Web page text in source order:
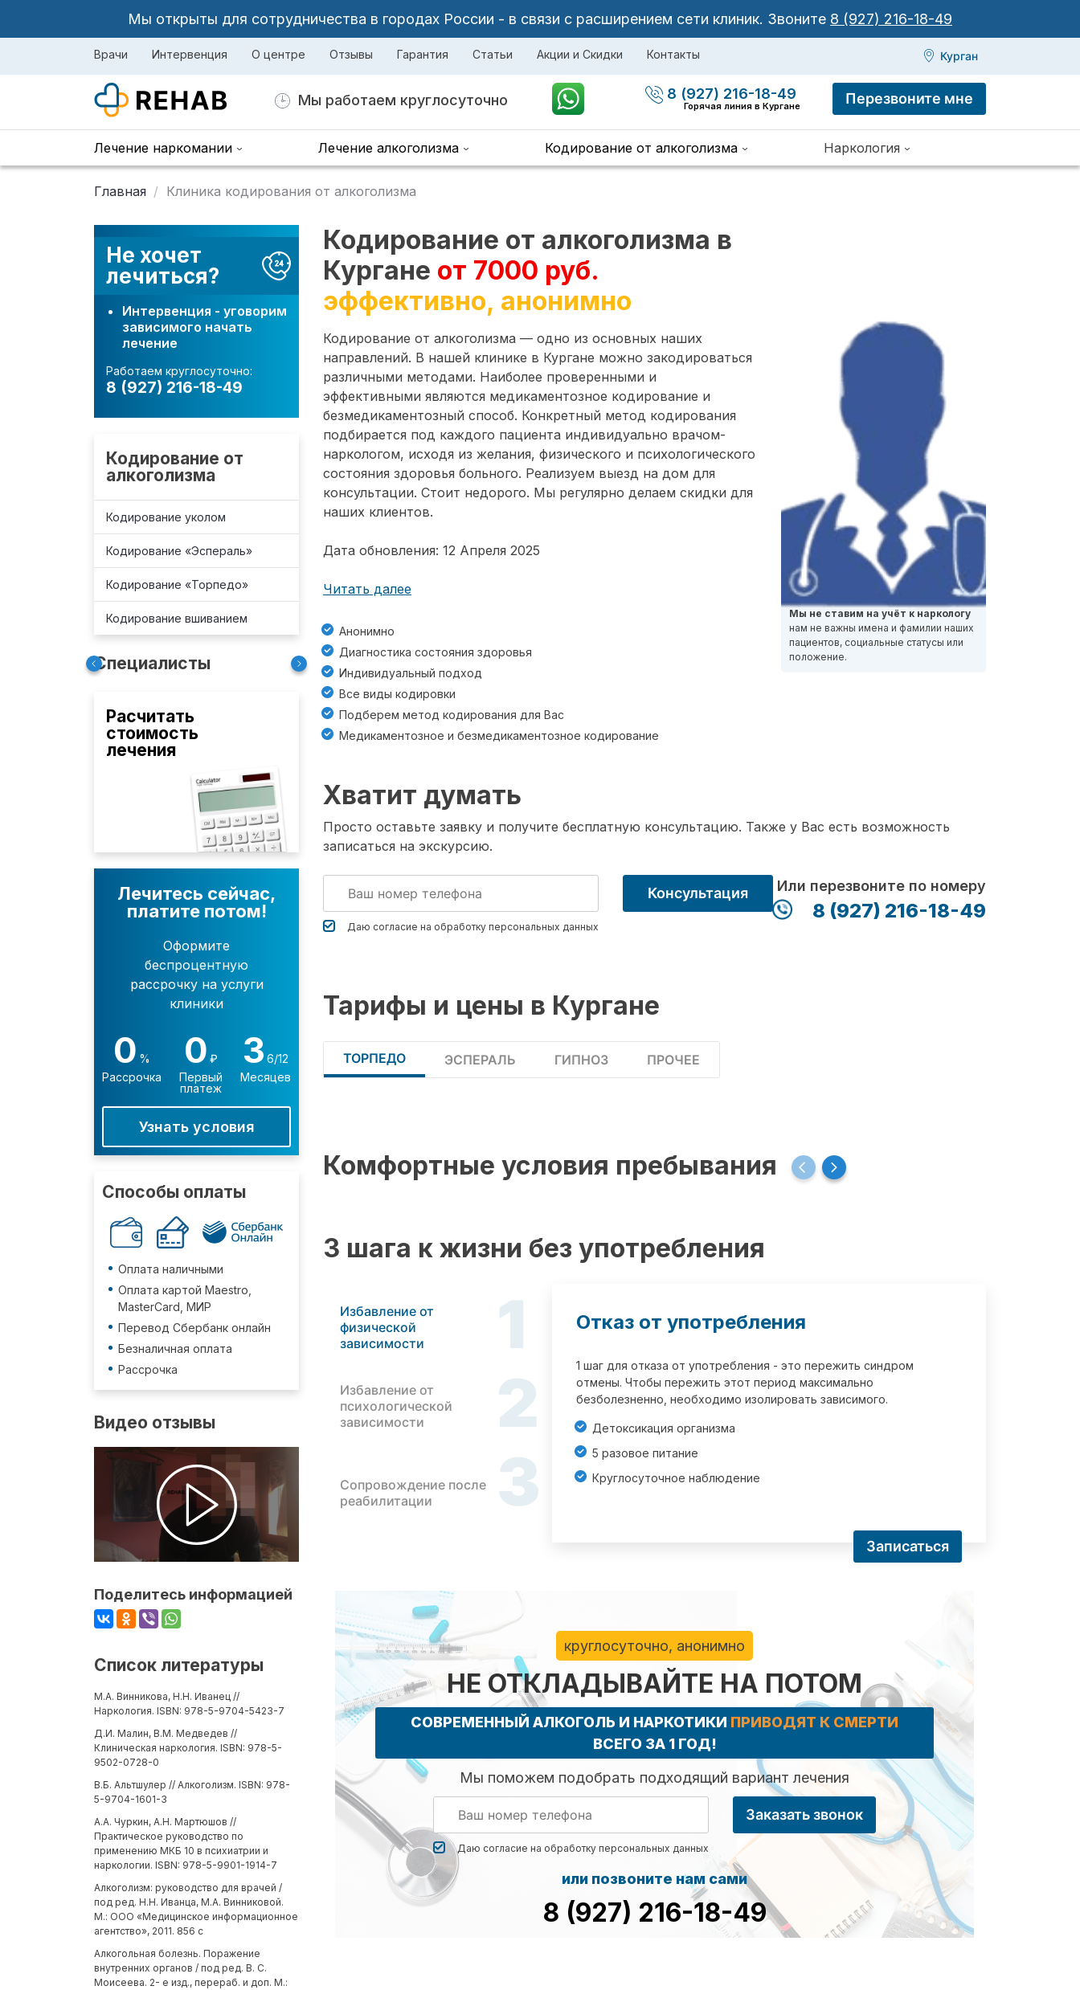
Мы открыты для сотрудничества в городах России - в связи с расширением сети клиник. Звоните 8 (927) 216-18-49
Врачи Интервенция О центре Отзывы Гарантия Статьи Акции и Скидки Контакты Курган
Мы работаем круглосуточно 8 (927) 216-18-49
Горячая линия в Кургане Перезвоните мне
Лечение наркомании Лечение алкоголизма Кодирование от алкоголизма Наркология
Главная Клиника кодирования от алкоголизма
Не хочет
лечиться?
Интервенция - уговорим
зависимого начать
лечение
Работаем круглосуточно:
8 (927) 216-18-49
Кодирование от
алкоголизма
Кодирование уколом
Кодирование «Эспераль»
Кодирование «Торпедо»
Кодирование вшиванием
Специалисты
Расчитать
стоимость
лечения
Лечитесь сейчас,
платите потом!
Оформите
беспроцентную
рассрочку на услуги
клиники
0 %
Рассрочка
0 ₽
Первый
платеж
3 6/12
Месяцев
Узнать условия
Способы оплаты
Оплата наличными
Оплата картой Maestro,
MasterCard, МИР
Перевод Сбербанк онлайн
Безналичная оплата
Рассрочка
Видео отзывы
Поделитесь информацией
Список литературы
М.А. Винникова, Н.Н. Иванец //
Наркология. ISBN: 978-5-9704-5423-7
Д.И. Малин, В.М. Медведев //
Клиническая наркология. ISBN: 978-5-
9502-0728-0
В.Б. Альтшулер // Алкоголизм. ISBN: 978-
5-9704-1601-3
А.А. Чуркин, А.Н. Мартюшов //
Практическое руководство по
применению МКБ 10 в психиатрии и
наркологии. ISBN: 978-5-9901-1914-7
Алкоголизм: руководство для врачей /
под ред. Н.Н. Иванца, М.А. Винниковой.
М.: ООО «Медицинское информационное
агентство», 2011. 856 с
Алкогольная болезнь. Поражение
внутренних органов / под ред. В. С.
Моисеева. 2- е изд., перераб. и доп. М.:
Кодирование от алкоголизма в
Кургане от 7000 руб.
эффективно, анонимно
Кодирование от алкоголизма — одно из основных наших
направлений. В нашей клинике в Кургане можно закодироваться
различными методами. Наиболее проверенными и
эффективными являются медикаментозное кодирование и
безмедикаментозный способ. Конкретный метод кодирования
подбирается под каждого пациента индивидуально врачом-
наркологом, исходя из желания, физического и психологического
состояния здоровья больного. Реализуем выезд на дом для
консультации. Стоит недорого. Мы регулярно делаем скидки для
наших клиентов.
Дата обновления: 12 Апреля 2025
Читать далее
Анонимно
Диагностика состояния здоровья
Индивидуальный подход
Все виды кодировки
Подберем метод кодирования для Вас
Медикаментозное и безмедикаментозное кодирование
Мы не ставим на учёт к наркологу
нам не важны имена и фамилии наших
пациентов, социальные статусы или
положение.
Хватит думать
Просто оставьте заявку и получите бесплатную консультацию. Также у Вас есть возможность
записаться на экскурсию.
Даю согласие на обработку персональных данных
Консультация Или перезвоните по номеру
8 (927) 216-18-49
Тарифы и цены в Кургане
ТОРПЕДО ЭСПЕРАЛЬ ГИПНОЗ ПРОЧЕЕ
Комфортные условия пребывания
3 шага к жизни без употребления
Избавление от
физической
зависимости
1
Избавление от
психологической
зависимости
2
Сопровождение после
реабилитации
3
Отказ от употребления
1 шаг для отказа от употребления - это пережить синдром
отмены. Чтобы пережить этот период максимально
безболезненно, необходимо изолировать зависимого.
Детоксикация организма
5 разовое питание
Круглосуточное наблюдение
Записаться
круглосуточно, анонимно
НЕ ОТКЛАДЫВАЙТЕ НА ПОТОМ
СОВРЕМЕННЫЙ АЛКОГОЛЬ И НАРКОТИКИ ПРИВОДЯТ К СМЕРТИ
ВСЕГО ЗА 1 ГОД!
Мы поможем подобрать подходящий вариант лечения
Даю согласие на обработку персональных данных
Заказать звонок
или позвоните нам сами
8 (927) 216-18-49